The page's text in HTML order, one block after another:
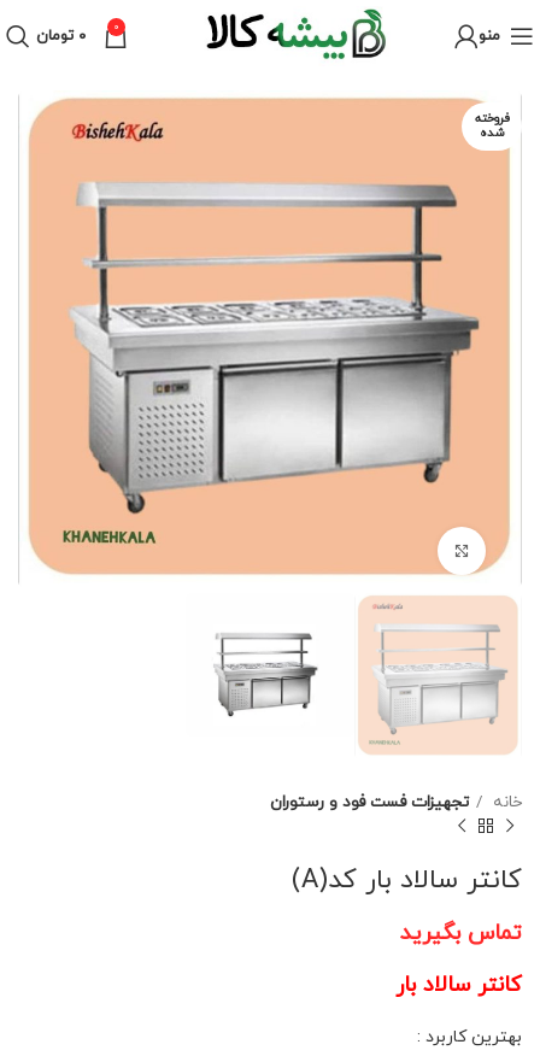
منو 0 ۰ تومان
فروخته
شده
خانه تجهیزات فست فود و رستوران
کانتر سالاد بار کد(A)
تماس بگیرید
کانتر سالاد بار
بهترین کاربرد :